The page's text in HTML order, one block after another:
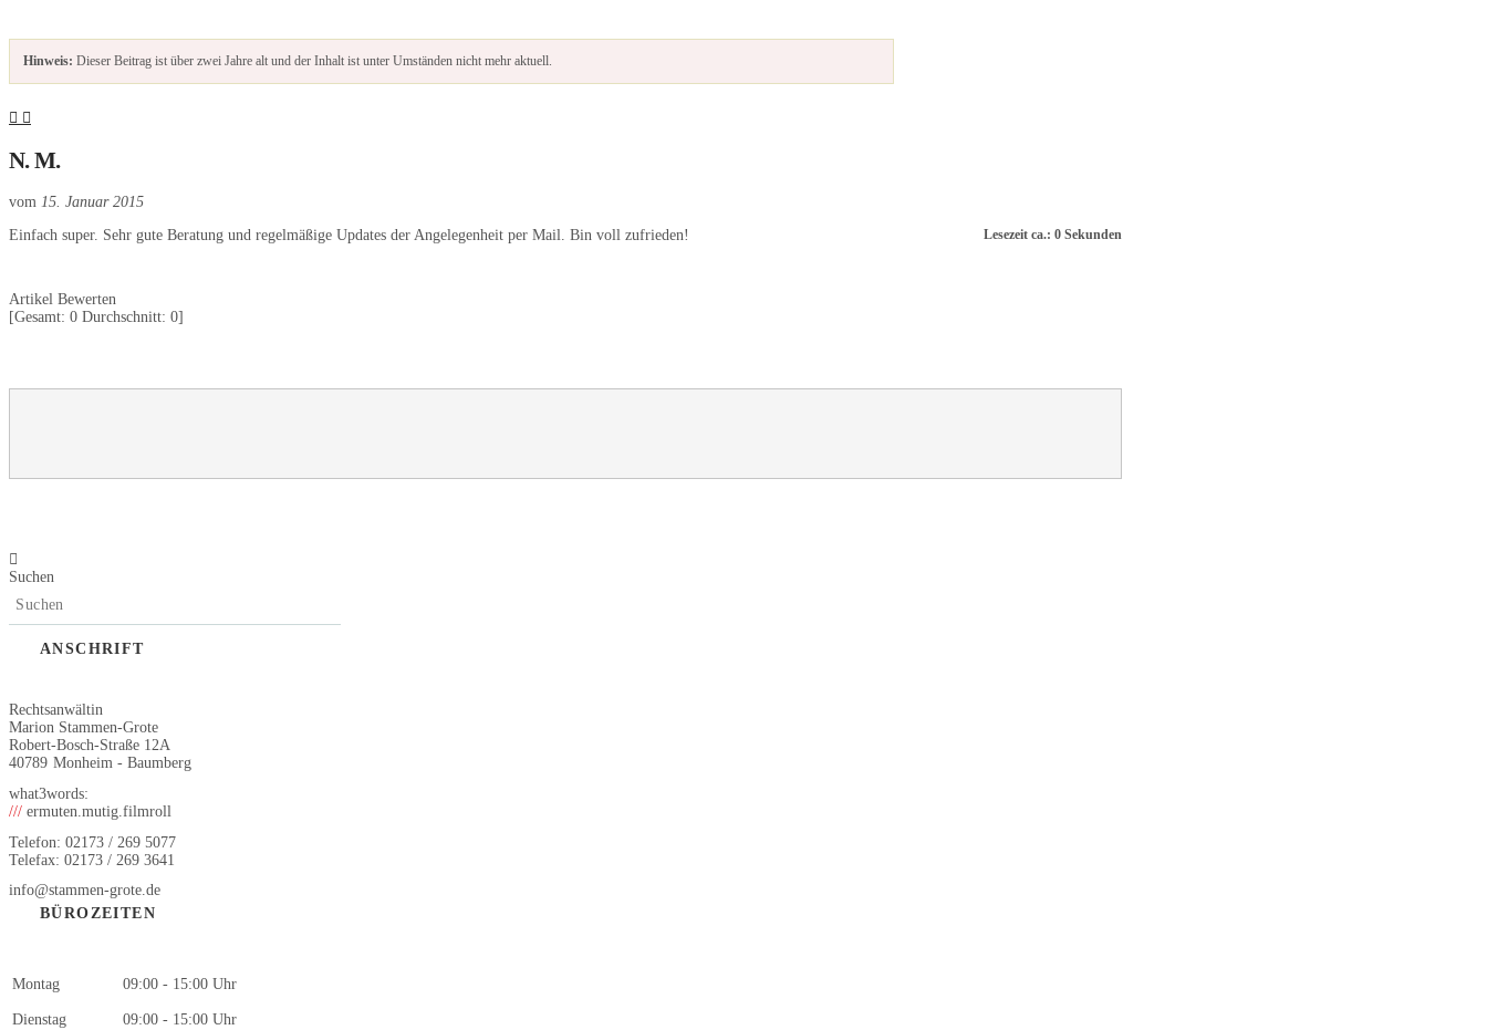
Hinweis: Dieser Beitrag ist über zwei Jahre alt und der Inhalt ist unter Umständen nicht mehr aktuell.
N. M.
vom 15. Januar 2015
Lesezeit ca.: 0 Sekunden
Einfach super. Sehr gute Beratung und regelmäßige Updates der Angelegenheit per Mail. Bin voll zufrieden!
Artikel Bewerten
[Gesamt: 0 Durchschnitt: 0]
Suchen
ANSCHRIFT
Rechtsanwältin
Marion Stammen-Grote
Robert-Bosch-Straße 12A
40789 Monheim - Baumberg
what3words:
/// ermuten.mutig.filmroll
Telefon: 02173 / 269 5077
Telefax: 02173 / 269 3641
info@stammen-grote.de
BÜROZEITEN
Montag 09:00 - 15:00 Uhr
Dienstag 09:00 - 15:00 Uhr